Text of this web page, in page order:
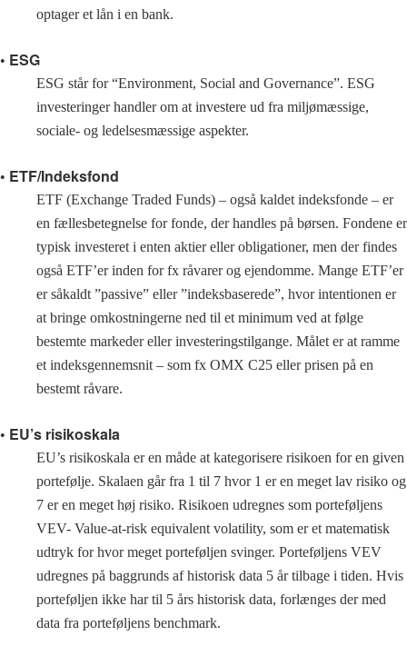
optager et lån i en bank.
• ESG
ESG står for “Environment, Social and Governance”. ESG
investeringer handler om at investere ud fra miljømæssige,
sociale- og ledelsesmæssige aspekter.
• ETF/Indeksfond
ETF (Exchange Traded Funds) – også kaldet indeksfonde – er
en fællesbetegnelse for fonde, der handles på børsen. Fondene er
typisk investeret i enten aktier eller obligationer, men der findes
også ETF’er inden for fx råvarer og ejendomme. Mange ETF’er
er såkaldt ”passive” eller ”indeksbaserede”, hvor intentionen er
at bringe omkostningerne ned til et minimum ved at følge
bestemte markeder eller investeringstilgange. Målet er at ramme
et indeksgennemsnit – som fx OMX C25 eller prisen på en
bestemt råvare.
• EU’s risikoskala
EU’s risikoskala er en måde at kategorisere risikoen for en given
portefølje. Skalaen går fra 1 til 7 hvor 1 er en meget lav risiko og
7 er en meget høj risiko. Risikoen udregnes som porteføljens
VEV- Value-at-risk equivalent volatility, som er et matematisk
udtryk for hvor meget porteføljen svinger. Porteføljens VEV
udregnes på baggrunds af historisk data 5 år tilbage i tiden. Hvis
porteføljen ikke har til 5 års historisk data, forlænges der med
data fra porteføljens benchmark.